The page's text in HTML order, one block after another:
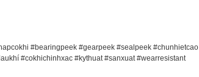
#bearingpeek #gearpeek #sealpeek #chunhietcao
#cokhichinhxac #kythuat #sanxuat #wearresistant